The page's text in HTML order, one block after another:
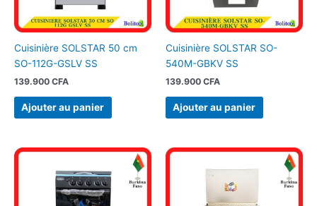
Cuisinière SOLSTAR 50 cm
SO-112G-GSLV SS
139.900 CFA
Ajouter au panier
Cuisinière SOLSTAR SO-
540M-GBKV SS
139.900 CFA
Ajouter au panier